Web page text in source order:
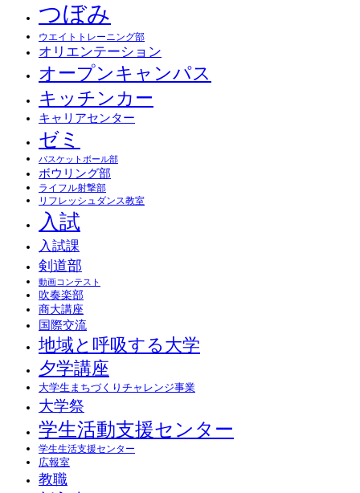
つぼみ
ウエイトトレーニング部
オリエンテーション
オープンキャンパス
キッチンカー
キャリアセンター
ゼミ
バスケットボール部
ボウリング部
ライフル射撃部
リフレッシュダンス教室
入試
入試課
剣道部
動画コンテスト
吹奏楽部
商大講座
国際交流
地域と呼吸する大学
夕学講座
大学生まちづくりチャレンジ事業
大学祭
学生活動支援センター
学生生活支援センター
広報室
教職